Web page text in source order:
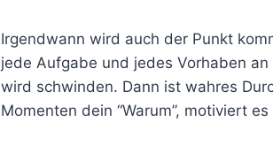
Irgendwann wird auch der Punkt
jede Aufgabe und jedes Vorhaben
wird schwinden. Dann ist wahres
Momenten dein “Warum”, motiviert